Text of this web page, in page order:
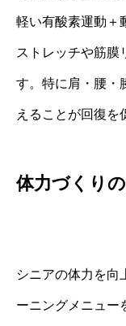
軽い有酸素運動＋
ストレッチや筋膜
す。特に肩・腰・
えることが回復を
体力づくり
シニアの体力を向
ーニングメニュー